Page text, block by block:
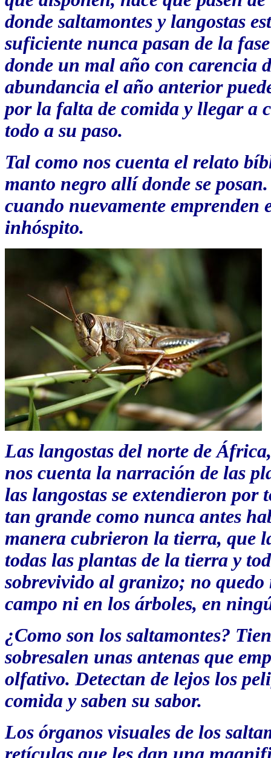
donde saltamontes y langostas
suficiente nunca pasan de la
donde un mal año con carencia
abundancia el año anterior
por la falta de comida y llegar a
todo a su paso.
Tal como nos cuenta el relato
manto negro allí donde se
cuando nuevamente
inhóspito.
Las langostas del norte de
nos cuenta la narración de las
las langostas se extendieron
tan grande como nunca antes
manera cubrieron la tierra, que
todas las plantas de la tierra y
sobrevivido al granizo; no
campo ni en los árboles, en
¿Como son los saltamontes?
sobresalen unas antenas que
olfativo. Detectan de lejos los
comida y saben su sabor.
Los órganos visuales de los